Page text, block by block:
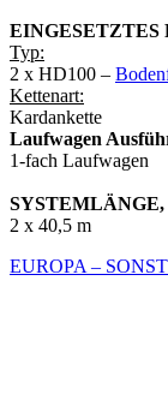
EINGESETZTES
Typ:
2 x HD100 –
Kettenart:
Kardankette
Laufwagen
1-fach Laufwagen
2 x 40,5 m
EUROPA –